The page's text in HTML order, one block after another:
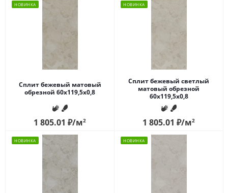
НОВИНКА
Сплит бежевый матовый
обрезной 60x119,5x0,8
1 805.01 ₽/м2
НОВИНКА
Сплит бежевый светлый
матовый обрезной
60x119,5x0,8
1 805.01 ₽/м2
НОВИНКА НОВИНКА